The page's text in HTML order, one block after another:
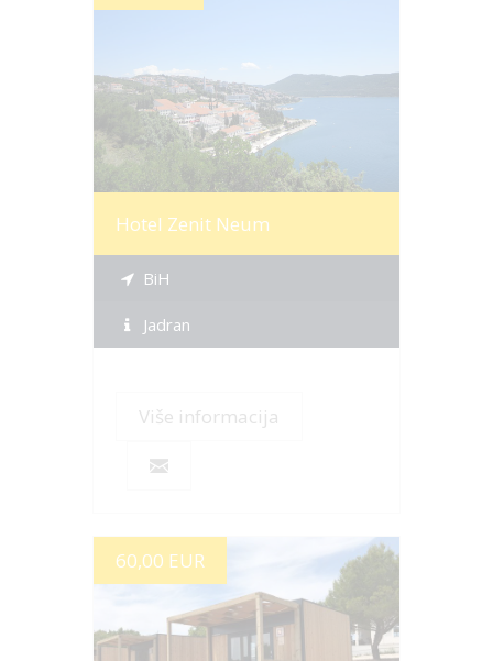
Više informacija
Hotel Zenit Neum
BiH
Jadran
Više informacija
60,00 EUR
MORE INFO